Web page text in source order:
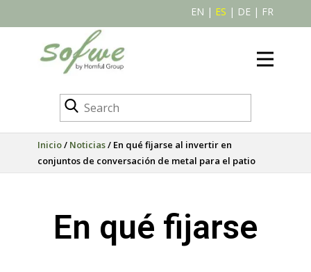
EN | ES | DE | FR
Inicio/ Noticias/ En qué fijarse al invertir en
conjuntos de conversación de metal para el patio
En qué fijarse